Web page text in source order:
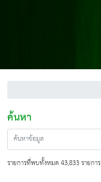
ค้นหา
รายการที่พบทั้งหมด 43,833 รายการ